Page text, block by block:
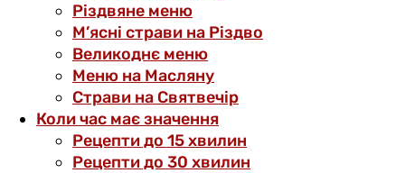
Різдвяне меню
М’ясні страви на Різдво
Великоднє меню
Меню на Масляну
Страви на Святвечір
Коли час має значення
Рецепти до 15 хвилин
Рецепти до 30 хвилин